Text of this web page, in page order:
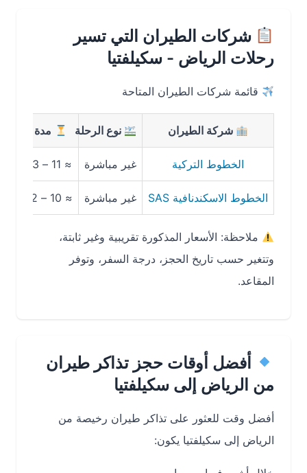
شركات الطيران التي تسير
رحلات الرياض - سكيلفتيا
قائمة شركات الطيران المتاحة
شركة الطيران نوع الرحلة مدة الرحلة
الخطوط التركية غير مباشرة ≈ 11 – 13 ساعة
الخطوط الاسكندنافية SAS غير مباشرة ≈ 10 – 12 ساعة
ملاحظة: الأسعار المذكورة تقريبية وغير ثابتة،
وتتغير حسب تاريخ الحجز، درجة السفر، وتوفر
المقاعد.
أفضل أوقات حجز تذاكر طيران
من الرياض إلى سكيلفتيا
أفضل وقت للعثور على تذاكر طيران رخيصة من
الرياض إلى سكيلفتيا يكون: